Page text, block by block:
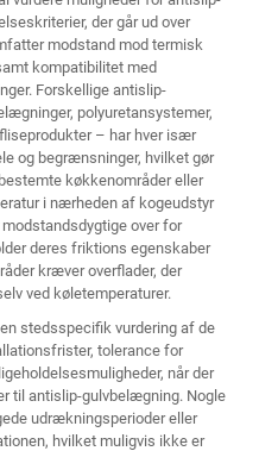
der går ud over
modstand mod termisk
kompatibilitet med
Forskellige antislip-
polyuretansystemer,
– har hver især
og begrænsninger, hvilket gør
køkkenområder eller
i nærheden af kogeudstyr
over for
deres friktions egenskaber
kræver overflader, der
ved køletemperaturer.
stedsspecifik vurdering af de
tolerance for
når der
til antislip-gulvbelægning. Nogle
udrækningsperioder eller
hvilket muligvis ikke er